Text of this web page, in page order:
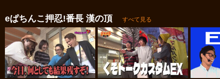
eぱちんこ押忍!番長 漢の頂 すべて見る